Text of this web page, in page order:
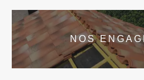
NOS